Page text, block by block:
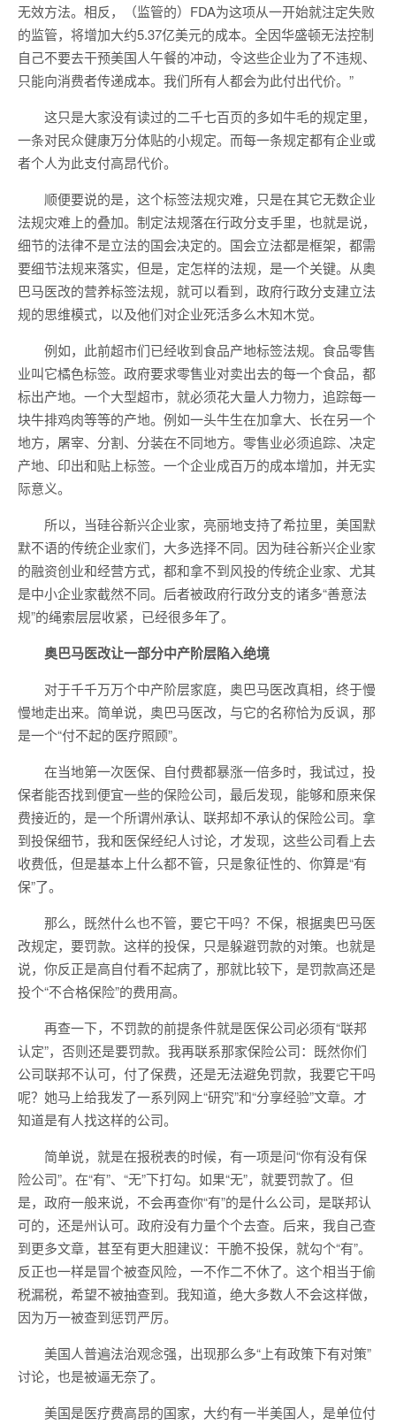
无效方法。相反，（监管的）FDA为这项从一开始就注定失败
的监管，将增加大约5.37亿美元的成本。全因华盛顿无法控制
自己不要去干预美国人午餐的冲动，令这些企业为了不违规、
只能向消费者传递成本。我们所有人都会为此付出代价。”
这只是大家没有读过的二千七百页的多如牛毛的规定里，
一条对民众健康万分体贴的小规定。而每一条规定都有企业或
者个人为此支付高昂代价。
顺便要说的是，这个标签法规灾难，只是在其它无数企业
法规灾难上的叠加。制定法规落在行政分支手里，也就是说，
细节的法律不是立法的国会决定的。国会立法都是框架，都需
要细节法规来落实，但是，定怎样的法规，是一个关键。从奥
巴马医改的营养标签法规，就可以看到，政府行政分支建立法
规的思维模式，以及他们对企业死活多么木知木觉。
例如，此前超市们已经收到食品产地标签法规。食品零售
业叫它橘色标签。政府要求零售业对卖出去的每一个食品，都
标出产地。一个大型超市，就必须花大量人力物力，追踪每一
块牛排鸡肉等等的产地。例如一头牛生在加拿大、长在另一个
地方，屠宰、分割、分装在不同地方。零售业必须追踪、决定
产地、印出和贴上标签。一个企业成百万的成本增加，并无实
际意义。
所以，当硅谷新兴企业家，亮丽地支持了希拉里，美国默
默不语的传统企业家们，大多选择不同。因为硅谷新兴企业家
的融资创业和经营方式，都和拿不到风投的传统企业家、尤其
是中小企业家截然不同。后者被政府行政分支的诸多“善意法
规”的绳索层层收紧，已经很多年了。
奥巴马医改让一部分中产阶层陷入绝境
对于千千万万个中产阶层家庭，奥巴马医改真相，终于慢
慢地走出来。简单说，奥巴马医改，与它的名称恰为反讽，那
是一个“付不起的医疗照顾”。
在当地第一次医保、自付费都暴涨一倍多时，我试过，投
保者能否找到便宜一些的保险公司，最后发现，能够和原来保
费接近的，是一个所谓州承认、联邦却不承认的保险公司。拿
到投保细节，我和医保经纪人讨论，才发现，这些公司看上去
收费低，但是基本上什么都不管，只是象征性的、你算是“有
保”了。
那么，既然什么也不管，要它干吗？不保，根据奥巴马医
改规定，要罚款。这样的投保，只是躲避罚款的对策。也就是
说，你反正是高自付看不起病了，那就比较下，是罚款高还是
投个“不合格保险”的费用高。
再查一下，不罚款的前提条件就是医保公司必须有“联邦
认定”，否则还是要罚款。我再联系那家保险公司：既然你们
公司联邦不认可，付了保费，还是无法避免罚款，我要它干吗
呢？她马上给我发了一系列网上“研究”和“分享经验”文章。才
知道是有人找这样的公司。
简单说，就是在报税表的时候，有一项是问“你有没有保
险公司”。在“有”、“无”下打勾。如果“无”，就要罚款了。但
是，政府一般来说，不会再查你“有”的是什么公司，是联邦认
可的，还是州认可。政府没有力量个个去查。后来，我自己查
到更多文章，甚至有更大胆建议：干脆不投保，就勾个“有”。
反正也一样是冒个被查风险，一不作二不休了。这个相当于偷
税漏税，希望不被抽查到。我知道，绝大多数人不会这样做，
因为万一被查到惩罚严厉。
美国人普遍法治观念强，出现那么多“上有政策下有对策”
讨论，也是被逼无奈了。
美国是医疗费高昂的国家，大约有一半美国人，是单位付